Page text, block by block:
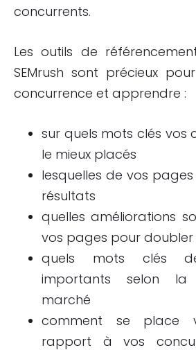
concurrents.
Les outils de
SEMrush sont précieux
concurrence et apprendre :
sur quels mots clés vos
le mieux placés
lesquelles de vos
résultats
quelles améliorations
vos pages pour
quels mots clés
importants selon
marché
comment se place
rapport à vos